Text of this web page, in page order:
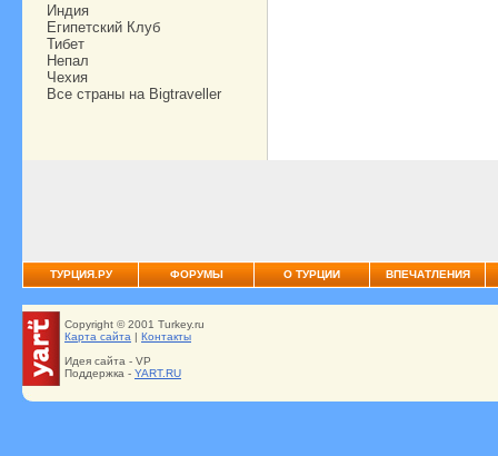
Индия
Египетский Клуб
Тибет
Непал
Чехия
Все страны на Bigtraveller
ТУРЦИЯ.РУ ФОРУМЫ О ТУРЦИИ ВПЕЧАТЛЕНИЯ
Copyright © 2001 Turkey.ru
Карта сайта | Контакты
Идея сайта - VP
Поддержка - YART.RU